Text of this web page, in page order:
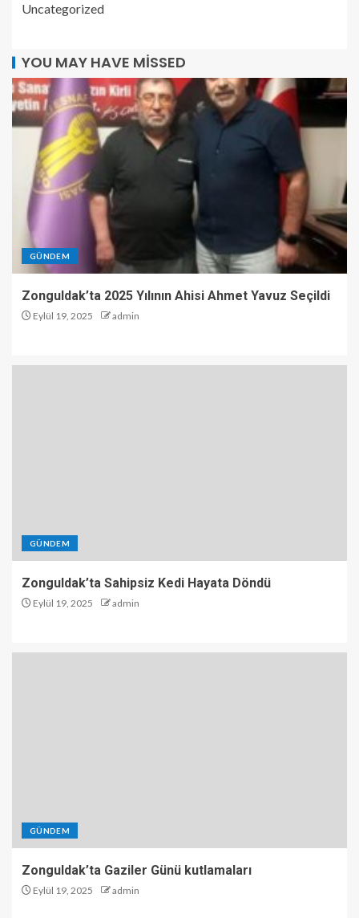
Uncategorized
YOU MAY HAVE MISSED
GÜNDEM
Zonguldak’ta 2025 Yılının Ahisi Ahmet Yavuz Seçildi
Eylül 19, 2025 admin
GÜNDEM
Zonguldak’ta Sahipsiz Kedi Hayata Döndü
Eylül 19, 2025 admin
GÜNDEM
Zonguldak’ta Gaziler Günü kutlamaları
Eylül 19, 2025 admin